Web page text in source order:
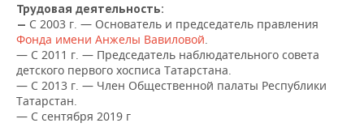
ВОЛЕЙБОЛ
КИБЕРСПОРТ
ФИГУРНОЕ КАТАНИЕ
ВОДНЫЕ ВИДЫ СПОРТА
ИСТОРИЯ
КУЛЬТУРА
МЕДИЦИНА
ОБРАЗОВАНИЕ
СПИСОК ПЕРСОН
СПИСОК КОМПАНИЙ
ПОЛНАЯ ВЕРСИЯ
Трудовая деятельность:
— С 2003 г. — Основатель и председатель правления
Фонда имени Анжелы Вавиловой.
— С 2011 г. — Председатель наблюдательного совета
детского первого хосписа Татарстана.
— С 2013 г. — Член Общественной палаты Республики
Татарстан.
— С сентября 2019 г